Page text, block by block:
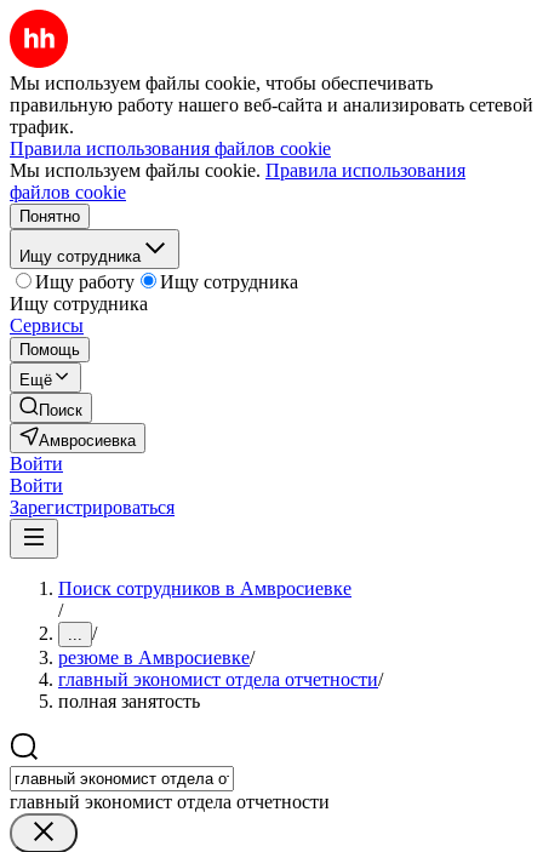
Мы используем файлы cookie, чтобы обеспечивать
правильную работу нашего веб-сайта и анализировать сетевой
трафик.
Правила использования файлов cookie
Мы используем файлы cookie. Правила использования
файлов cookie
Понятно
Ищу сотрудника
Ищу работу
Ищу сотрудника
Ищу сотрудника
Сервисы
Помощь
Ещё
Поиск
Амвросиевка
Войти
Войти
Зарегистрироваться
Поиск сотрудников в Амвросиевке
/
... /
резюме в Амвросиевке/
главный экономист отдела отчетности/
полная занятость
главный экономист отдела отчетности